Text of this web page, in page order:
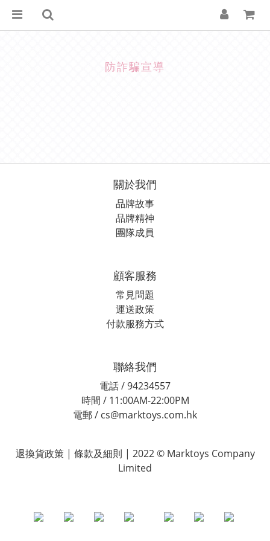
防詐騙宣導
關於我們
品牌故事
品牌精神
團隊成員
顧客服務
常見問題
運送政策
付款服務方式
聯絡我們
電話 / 94234557
時間 / 11:00AM-22:00PM
電郵 / cs@marktoys.com.hk
退換貨政策 | 條款及細則 | 2022 © Marktoys Company
Limited